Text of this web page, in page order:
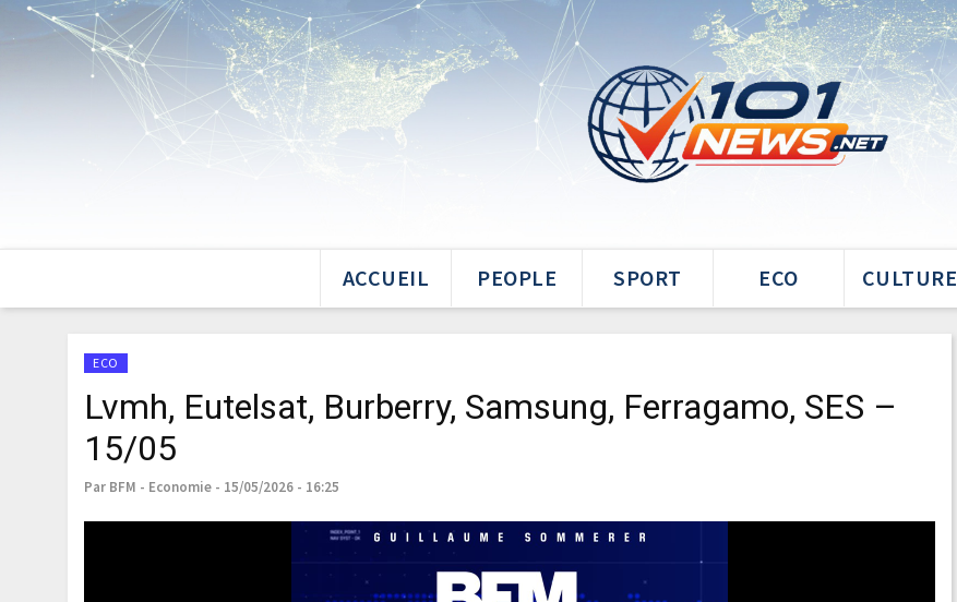
ACCUEIL PEOPLE SPORT ECO CULTURE
ECO
Lvmh, Eutelsat, Burberry, Samsung, Ferragamo, SES –
15/05
Par BFM - Economie - 15/05/2026 - 16:25